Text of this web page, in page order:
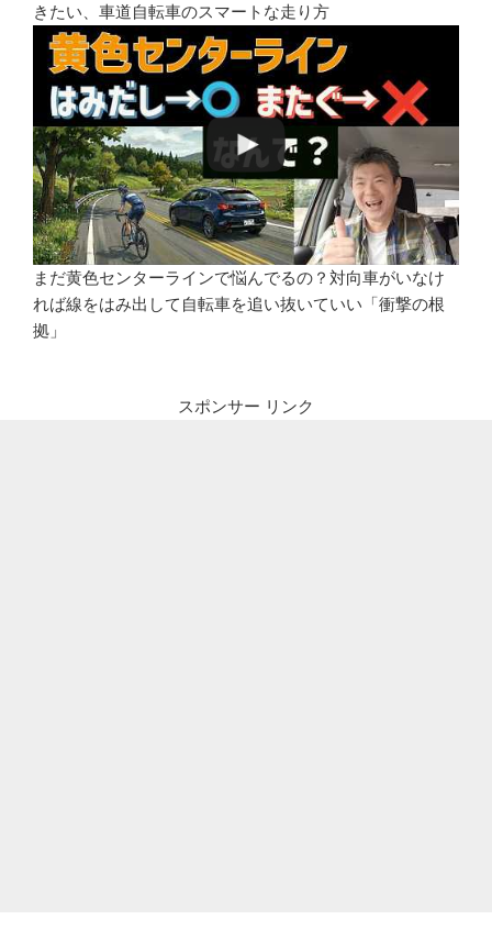
きたい、車道自転車のスマートな走り方
まだ黄色センターラインで悩んでるの？対向車がいなけ
れば線をはみ出して自転車を追い抜いていい「衝撃の根
拠」
スポンサー リンク